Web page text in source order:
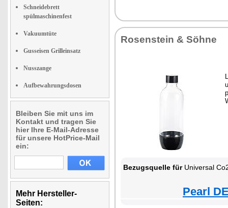
Schneidebrett
spülmaschinenfest
Vakuumtüte
Gusseisen Grilleinsatz
Nusszange
Aufbewahrungsdosen
Bleiben Sie mit uns im
Kontakt und tragen Sie
hier Ihre E-Mail-Adresse
für unsere HotPrice-Mail
ein:
Mehr Hersteller-
Seiten:
Rosenstein & Söhne
Bezugsquelle fürUniversal Co2-Zylinder Zylinder Sprudeln
Pearl